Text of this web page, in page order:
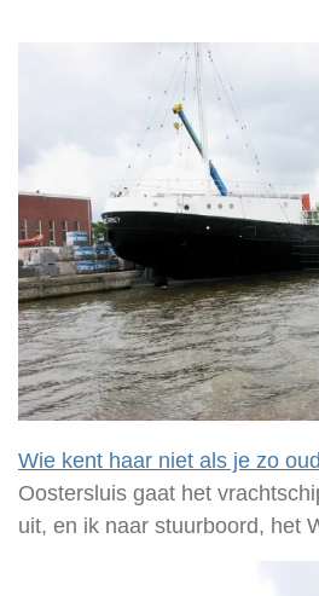
Wie kent haar niet als je zo
Oostersluis gaat het
uit, en ik naar stuurboord, het